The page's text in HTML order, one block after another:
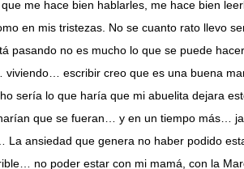
me hace bien hablarles, me hace bien
en mis tristezas. No se cuanto rato llevo
pasando no es mucho lo que se puede
escribir creo que es una buena
sería lo que haría que mi abuelita dejara
que se fueran… y en un tiempo más…
ansiedad que genera no haber podido
no poder estar con mi mamá, con la